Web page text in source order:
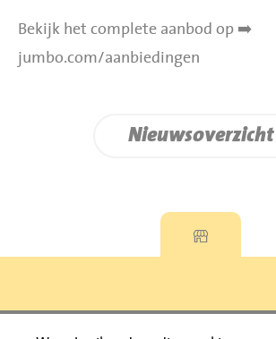
Bekijk het complete aanbod op ➡️
jumbo.com/aanbiedingen
Nieuwsoverzicht
Privacyverklaring